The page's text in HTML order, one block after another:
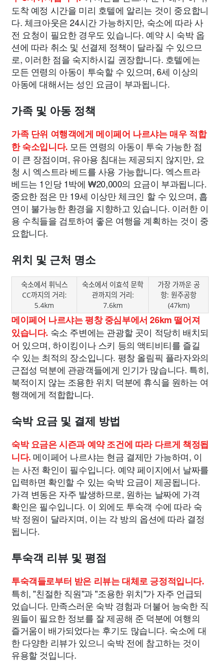
도착 예정 시간을 미리 호텔에 알리는 것이 중요합니
다. 체크아웃은 24시간 가능하지만, 숙소에 따라 사
전 요청이 필요한 경우도 있습니다. 예약 시 숙박 옵
션에 따라 취소 및 선결제 정책이 달라질 수 있으므
로, 이러한 점을 숙지하시길 권장합니다. 호텔에는
모든 연령의 아동이 투숙할 수 있으며, 6세 이상의
아동에 대해서는 성인 요금이 부과됩니다.
가족 및 아동 정책
가족 단위 여행객에게 메이페어 나르샤는 매우 적합
한 숙소입니다. 모든 연령의 아동이 투숙 가능한 점
이 큰 장점이며, 유아용 침대는 제공되지 않지만, 요
청 시 엑스트라 베드를 사용 가능합니다. 엑스트라
베드는 1인당 1박에 ₩20,000의 요금이 부과됩니다.
중요한 점은 만 19세 이상만 체크인 할 수 있으며, 흡
연이 불가능한 환경을 지향하고 있습니다. 이러한 이
용 수칙들을 검토하여 좋은 여행을 계획하는 것이 중
요합니다.
위치 및 근처 명소
숙소에서 휘닉스
CC까지의 거리:
5.4km
숙소에서 이효석 문학
관까지의 거리:
7.6km
가장 가까운 공
항: 원주공항
(47km)
메이페어 나르샤는 평창 중심부에서 26km 떨어져
있습니다. 숙소 주변에는 관광할 곳이 적당히 배치되
어 있으며, 하이킹이나 스키 등의 액티비티를 즐길
수 있는 최적의 장소입니다. 평창 올림픽 플라자와의
근접성 덕분에 관광객들에게 인기가 많습니다. 특히,
북적이지 않는 조용한 위치 덕분에 휴식을 원하는 여
행객에게 적합합니다.
숙박 요금 및 결제 방법
숙박 요금은 시즌과 예약 조건에 따라 다르게 책정됩
니다. 메이페어 나르샤는 현금 결제만 가능하며, 이
는 사전 확인이 필수입니다. 예약 페이지에서 날짜를
입력하면 확인할 수 있는 숙박 요금이 제공됩니다.
가격 변동은 자주 발생하므로, 원하는 날짜에 가격
확인은 필수입니다. 이 외에도 투숙객 수에 따라 숙
박 정원이 달라지며, 이는 각 방의 옵션에 따라 결정
됩니다.
투숙객 리뷰 및 평점
투숙객들로부터 받은 리뷰는 대체로 긍정적입니다.
특히, "친절한 직원"과 "조용한 위치"가 자주 언급되
었습니다. 만족스러운 숙박 경험과 더불어 능숙한 직
원들이 필요한 정보를 잘 제공해 준 덕분에 여행의
즐거움이 배가되었다는 후기도 많습니다. 숙소에 대
한 다양한 리뷰가 있으니 숙박 전에 참고하는 것이
유용할 것입니다.